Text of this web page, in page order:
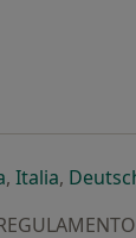
novo
abre num
, Italiaabre
,